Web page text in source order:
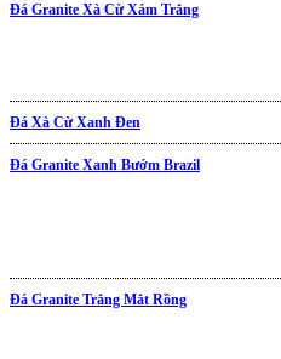
Đá Granite Xà Cừ Xám Trắng
Đá Xà Cừ Xanh Đen
Đá Granite Xanh Bướm Brazil
Đá Granite Trắng Mắt Rồng